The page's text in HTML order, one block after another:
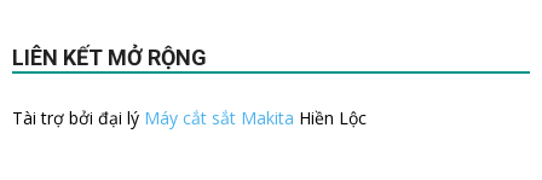
LIÊN KẾT MỞ RỘNG
Tài trợ bởi đại lý Máy cắt sắt Makita Hiền Lộc